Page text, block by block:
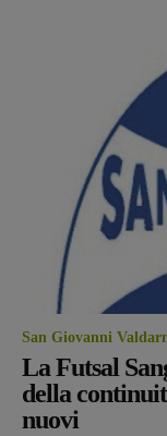
San Giovanni
La Futsal
della
nuovi